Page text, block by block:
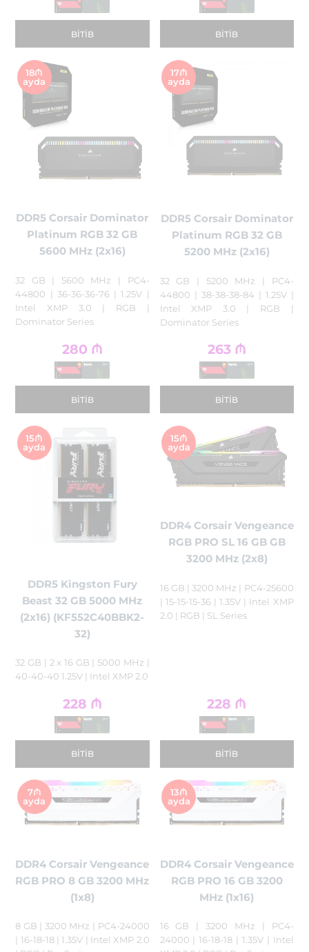
BITIB BITIB
18₼
ayda
DDR5 Corsair Dominator
Platinum RGB 32 GB
5600 MHz (2x16)
32 GB | 5600 MHz | PC4-
44800 | 36-36-36-76 | 1.25V |
Intel XMP 3.0 | RGB |
Dominator Series
280 ₼
BITIB
17₼
ayda
DDR5 Corsair Dominator
Platinum RGB 32 GB
5200 MHz (2x16)
32 GB | 5200 MHz | PC4-
44800 | 38-38-38-84 | 1.25V |
Intel XMP 3.0 | RGB |
Dominator Series
263 ₼
BITIB
15₼
ayda
DDR5 Kingston Fury
Beast 32 GB 5000 MHz
(2x16) (KF552C40BBK2-
32)
32 GB | 2 x 16 GB | 5000 MHz |
40-40-40 1.25V | Intel XMP 2.0
228 ₼
BITIB
15₼
ayda
DDR4 Corsair Vengeance
RGB PRO SL 16 GB GB
3200 MHz (2x8)
16 GB | 3200 MHz | PC4-25600
| 15-15-15-36 | 1.35V | Intel XMP
2.0 | RGB | SL Series
228 ₼
BITIB
7₼
ayda
DDR4 Corsair Vengeance
RGB PRO 8 GB 3200 MHz
(1x8)
8 GB | 3200 MHz | PC4-24000
| 16-18-18 | 1.35V | Intel XMP 2.0
13₼
ayda
DDR4 Corsair Vengeance
RGB PRO 16 GB 3200
MHz (1x16)
16 GB | 3200 MHz | PC4-
24000 | 16-18-18 | 1.35V | Intel